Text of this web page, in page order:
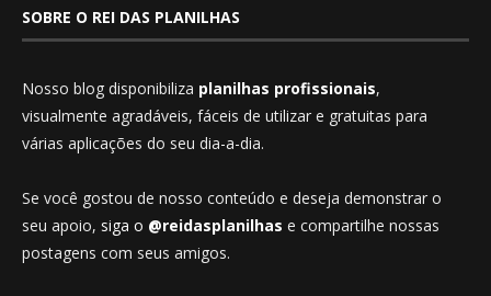
SOBRE O REI DAS PLANILHAS
Nosso blog disponibiliza planilhas profissionais,
visualmente agradáveis, fáceis de utilizar e gratuitas para
várias aplicações do seu dia-a-dia.
Se você gostou de nosso conteúdo e deseja demonstrar o
seu apoio, siga o @reidasplanilhas e compartilhe nossas
postagens com seus amigos.